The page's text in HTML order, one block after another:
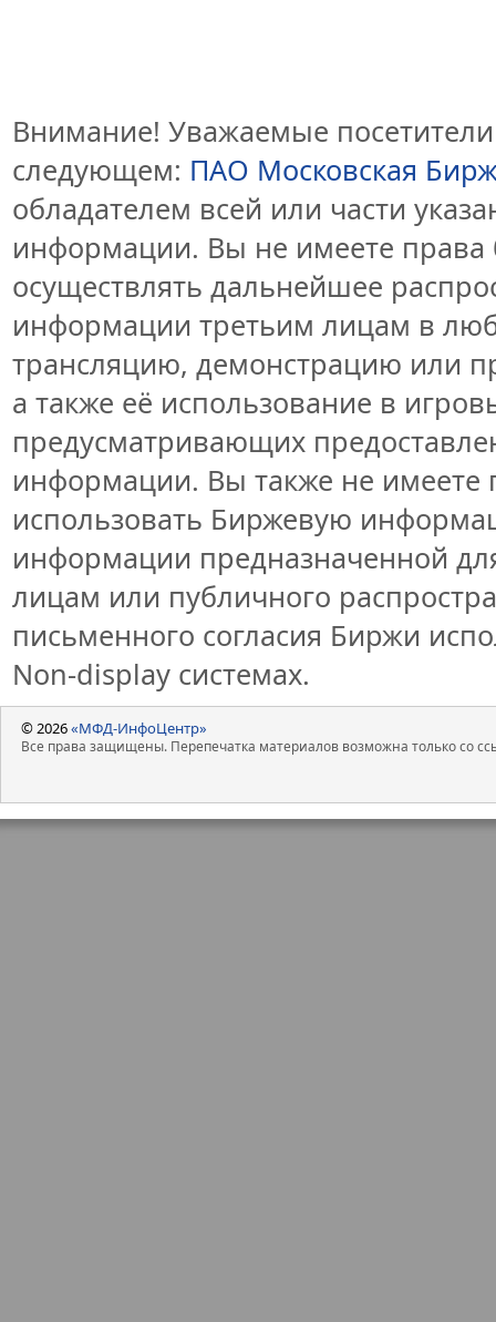
Внимание! Уважаемые
следующем: ПАО Московская
обладателем всей или части
информации. Вы не имеете права
осуществлять дальнейшее
информации третьим лицам в
трансляцию, демонстрацию или
а также её использование в
предусматривающих
информации. Вы также не имеете
использовать Биржевую
информации предназначенной
лицам или публичного
письменного согласия Биржи
Non-display системах.
© 2026«МФД-ИнфоЦентр»
Все права защищены. Перепечатка материалов возможна только со